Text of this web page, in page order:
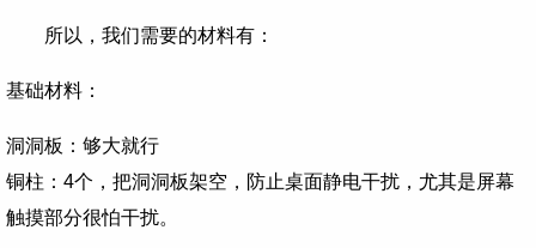
所以，我们需要的材料有：
基础材料：
洞洞板： 够大就行
铜柱：4个， 把洞洞板架空，防止桌面静电干扰，尤其是屏幕
触摸部分很怕干扰。